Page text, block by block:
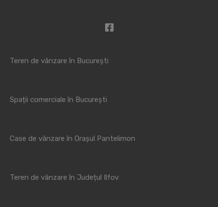
Teren de vânzare în București
Spații comerciale în București
Case de vânzare în Orașul Pantelimon
Teren de vânzare în Județul Ilfov